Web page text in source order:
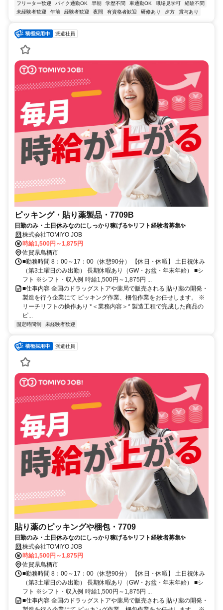
フリーター歓迎
バイク通勤OK 早朝 学歴不問 車通勤OK 職場見学可
経験不問
未経験者歓迎
午前 経験者歓迎 夜間 有資格者歓迎 研修あり 夕方 賞与あり
派遣社員
ピッキング・貼り薬製品・7709B
日勤のみ・土日休みなのにしっかり稼げる✨リフト経験者募集✨
株式会社TOMIYO JOB
時給1,500円～1,875円
佐賀県鳥栖市
■勤務時間 8：00～17：00（休憩90分） 【休日・休暇】 土日祝休み
（第3土曜日のみ出勤） 長期休暇あり（GW・お盆・年末年始） ■シ
フト ※シフト・収入例 時給1,500円～1,875円 ...
■仕事内容 全国のドラッグストアや薬局で販売される 貼り薬の開発・
製造を行う企業にて ピッキング作業、梱包作業をお任せします。 ※
リーチリフトの操作あり *＜業務内容＞* 製造工程で完成した商品の
ピ...
固定時間制 未経験者歓迎
派遣社員
貼り薬のピッキングや梱包・7709
日勤のみ・土日休みなのにしっかり稼げる✨リフト経験者募集✨
株式会社TOMIYO JOB
時給1,500円～1,875円
佐賀県鳥栖市
■勤務時間 8：00～17：00（休憩90分） 【休日・休暇】 土日祝休み
（第3土曜日のみ出勤） 長期休暇あり（GW・お盆・年末年始） ■シ
フト ※シフト・収入例 時給1,500円～1,875円 ...
■仕事内容 全国のドラッグストアや薬局で販売される 貼り薬の開発・